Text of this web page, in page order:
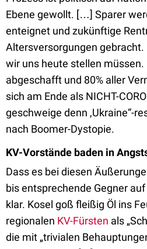
Ebene gewollt. […] Sparer
enteignet und zukünftige
Altersversorgungen gebracht.
wir uns heute stellen
abgeschafft und 80% aller
sich am Ende als NICHT-
geschweige denn ,Ukraine“-
nach Boomer-Dystopie.
KV-Vorstände baden in
Dass es bei diesen
bis entsprechende Gegner
klar. Kosel goß fleißig Öl ins
regionalen KV-Fürsten als
die mit „trivialen